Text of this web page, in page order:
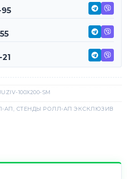
100X200-SM
АП , СТЕНДЫ РОЛЛ-АП ЭКСКЛЮЗИВ